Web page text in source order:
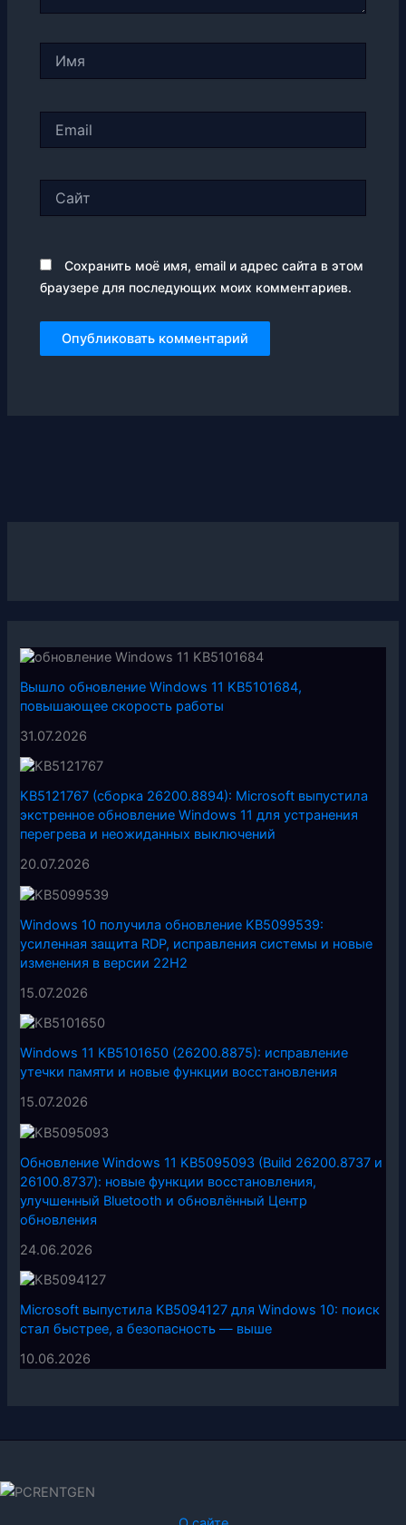
Сохранить моё имя, email и адрес сайта в этом
браузере для последующих моих комментариев.
Вышло обновление Windows 11 KB5101684,
повышающее скорость работы
31.07.2026
KB5121767 (сборка 26200.8894): Microsoft выпустила
экстренное обновление Windows 11 для устранения
перегрева и неожиданных выключений
20.07.2026
Windows 10 получила обновление KB5099539:
усиленная защита RDP, исправления системы и новые
изменения в версии 22H2
15.07.2026
Windows 11 KB5101650 (26200.8875): исправление
утечки памяти и новые функции восстановления
15.07.2026
Обновление Windows 11 KB5095093 (Build 26200.8737 и
26100.8737): новые функции восстановления,
улучшенный Bluetooth и обновлённый Центр
обновления
24.06.2026
Microsoft выпустила KB5094127 для Windows 10: поиск
стал быстрее, а безопасность — выше
10.06.2026